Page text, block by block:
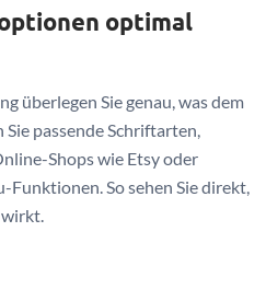
optimal
überlegen Sie genau, was dem
passende Schriftarten,
Shops wie Etsy oder
So sehen Sie direkt,
wirkt.